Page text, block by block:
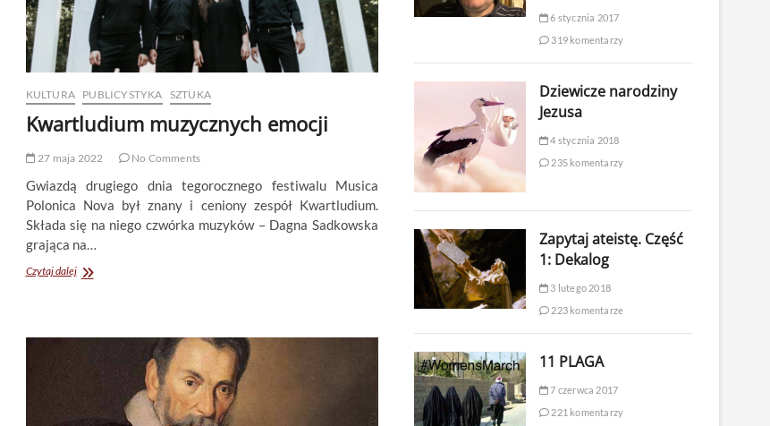
KULTURA PUBLICYSTYKA SZTUKA
Kwartludium muzycznych emocji
27 maja 2022 No Comments
Gwiazdą drugiego dnia tegorocznego festiwalu Musica
Polonica Nova był znany i ceniony zespół Kwartludium.
Składa się na niego czwórka muzyków – Dagna Sadkowska
grająca na…
Czytaj dalejKwartludium
6 stycznia 2017
319 komentarzy
Dziewicze narodziny
Jezusa
4 stycznia 2018
235 komentarzy
Zapytaj ateistę. Część
1: Dekalog
3 lutego 2018
223 komentarze
11 PLAGA
7 czerwca 2017
221 komentarzy